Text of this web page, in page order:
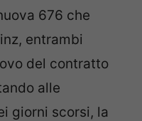
676 che
entrambi
del contratto
alle
giorni scorsi, la